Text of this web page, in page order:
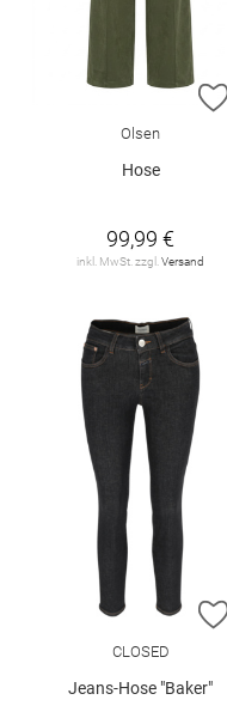
Olsen
Hose
99,99 €
inkl. MwSt. zzgl. Versand
CLOSED
Jeans-Hose "Baker"